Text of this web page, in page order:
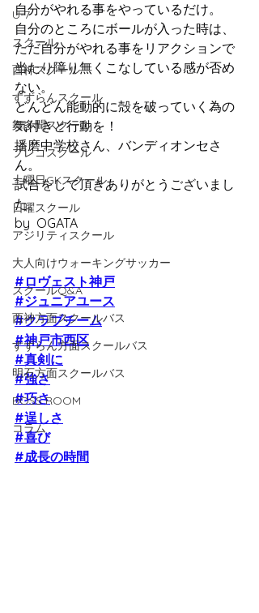
U-7
スクール
西神スクール
すずらんスクール
舞多聞スクール
プレゴスクール
土曜日GKスクール
日曜スクール
アジリティスクール
大人向けウォーキングサッカー
スクールQ&A
西神方面スクールバス
すずらん方面スクールバス
明石方面スクールバス
BOSS ROOM
コラム
自分がやれる事をやっているだけ。
自分のところにボールが入った時は、
ただ自分がやれる事をリアクションで
当たり障り無くこなしている感が否め
ない。
どんどん能動的に殻を破っていく為の
気付きと行動を！
播磨中学校さん、バンディオンセさ
ん。
試合をして頂きありがとうございまし
た。
by  OGATA
#ロヴェスト神戸
#ジュニアユース
#クラブチーム
#神戸市西区
#真剣に
#強さ
#巧さ
#逞しさ
#喜び
#成長の時間